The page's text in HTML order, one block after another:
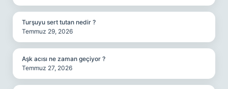
Turşuyu sert tutan nedir ?
Temmuz 29, 2026
Aşk acısı ne zaman geçiyor ?
Temmuz 27, 2026